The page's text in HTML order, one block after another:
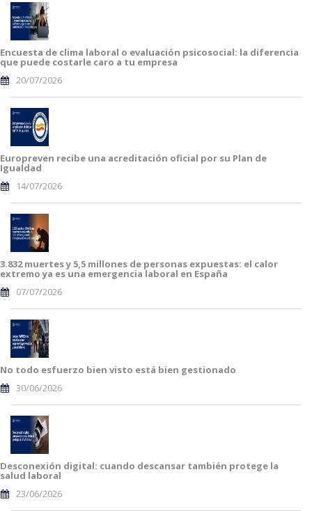
Encuesta de clima laboral o evaluación psicosocial: la diferencia
que puede costarle caro a tu empresa
20/07/2026
Europreven recibe una acreditación oficial por su Plan de
Igualdad
14/07/2026
3.832 muertes y 5,5 millones de personas expuestas: el calor
extremo ya es una emergencia laboral en España
07/07/2026
No todo esfuerzo bien visto está bien gestionado
30/06/2026
Desconexión digital: cuando descansar también protege la
salud laboral
23/06/2026